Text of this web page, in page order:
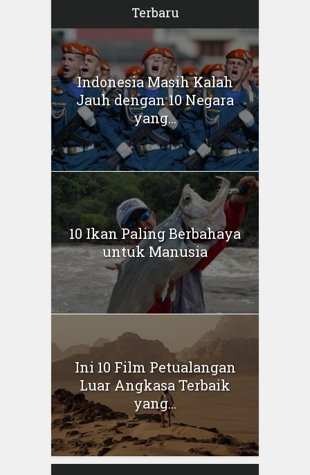
Terbaru
Indonesia Masih Kalah
Jauh dengan 10 Negara
yang...
10 Ikan Paling Berbahaya
untuk Manusia
Ini 10 Film Petualangan
Luar Angkasa Terbaik
yang...